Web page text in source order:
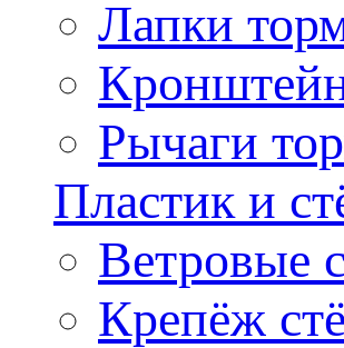
Лапки
Рычаги
Пластик и
Ветровые
Крепёж